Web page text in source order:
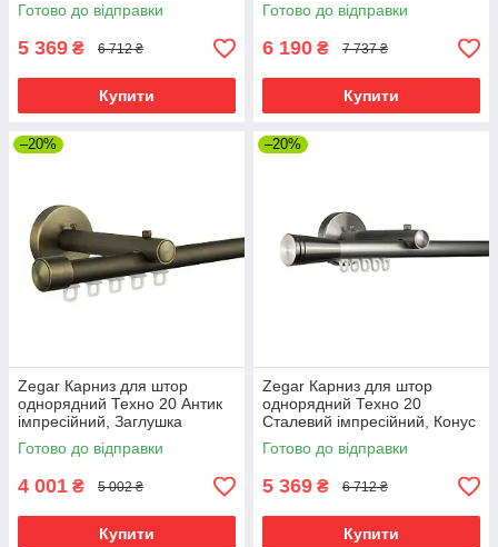
Готово до відправки
5 369 ₴ 6 712 ₴
Купити
Готово до відправки
6 190 ₴ 7 737 ₴
Купити
–20%
Zegar Карниз для штор
однорядний Техно 20 Антик
імпресійний, Заглушка
Готово до відправки
4 001 ₴ 5 002 ₴
Купити
–20%
Zegar Карниз для штор
однорядний Техно 20
Сталевий імпресійний, Конус
Готово до відправки
5 369 ₴ 6 712 ₴
Купити